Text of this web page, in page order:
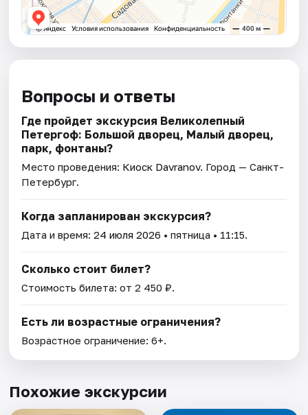
Вопросы и ответы
Где пройдет экскурсия Великолепный
Петергоф: Большой дворец, Малый дворец,
парк, фонтаны?
Место проведения: Киоск Davranov. Город — Санкт-
Петербург.
Когда запланирован экскурсия?
Дата и время:24 июля 2026 • пятница • 11:15.
Сколько стоит билет?
Стоимость билета: от 2 450 ₽.
Есть ли возрастные ограничения?
Возрастное ограничение: 6+.
Похожие экскурсии